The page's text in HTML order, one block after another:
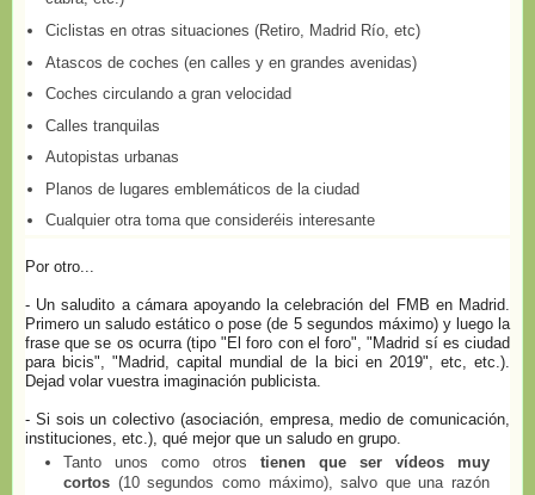
Ciclistas en otras situaciones (Retiro, Madrid Río, etc)
Atascos de coches (en calles y en grandes avenidas)
Coches circulando a gran velocidad
Calles tranquilas
Autopistas urbanas
Planos de lugares emblemáticos de la ciudad
Cualquier otra toma que consideréis interesante
Por otro...
- Un saludito a cámara apoyando la celebración del FMB en Madrid.
Primero un saludo estático o pose (de 5 segundos máximo) y luego la
frase que se os ocurra (tipo "El foro con el foro", "Madrid sí es ciudad
para bicis", "Madrid, capital mundial de la bici en 2019", etc, etc.).
Dejad volar vuestra imaginación publicista.
- Si sois un colectivo (asociación, empresa, medio de comunicación,
instituciones, etc.), qué mejor que un saludo en grupo.
Tanto unos como otros tienen que ser vídeos muy
cortos (10 segundos como máximo), salvo que una razón